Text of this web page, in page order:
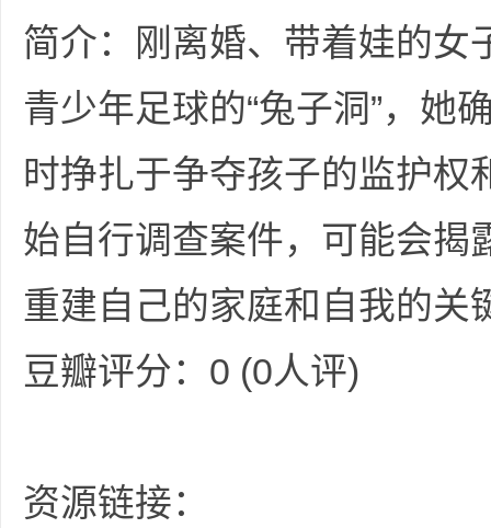
简介：刚离婚、带着娃的女
青少年足球的“兔子洞”，她
时挣扎于争夺孩子的监护
始自行调查案件，可能会揭
重建自己的家庭和自我的关
豆瓣评分：0 (0人评)
资源链接：